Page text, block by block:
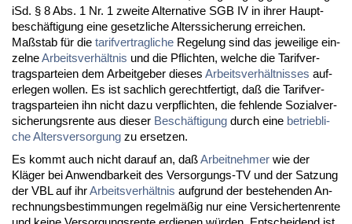
iSd. § 8 Abs. 1 Nr. 1 zwei­te Al­ter­na­ti­ve SGB IV in ih­rer Haupt­
beschäfti­gung ei­ne ge­setz­li­che Al­ters­si­che­rung er­rei­chen.
Maßstab für die ta­rif­ver­trag­li­che Re­ge­lung sind das je­wei­li­ge ein­
zel­neAr­beits­verhält­nis und die Pflich­ten, wel­che die Ta­rif­ver­
trags­par­tei­en dem Ar­beit­ge­ber die­ses Ar­beits­verhält­nis­ses auf­
er­le­gen wol­len. Es ist sach­lich ge­recht­fer­tigt, daß die Ta­rif­ver­
trags­par­tei­en ihn nicht da­zu ver­pflich­ten, die feh­len­de So­zi­al­ver­
si­che­rungs­ren­te aus die­ser Beschäfti­gung durch ei­ne be­trieb­li­
che Al­ters­ver­sor­gung zu er­set­zen.
Es kommt auch nicht dar­auf an, daßAr­beit­neh­mer wie der
Kläger bei An­wend­bar­keit des Ver­sor­gungs-TV und der Sat­zung
der VBL auf ihrAr­beits­verhält­nis auf­grund der be­ste­hen­den An­
rech­nungs­be­stim­mun­gen re­gelmäßig nur ei­ne Ver­si­cher­ten­ren­te